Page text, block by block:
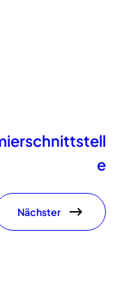
e
Nächster